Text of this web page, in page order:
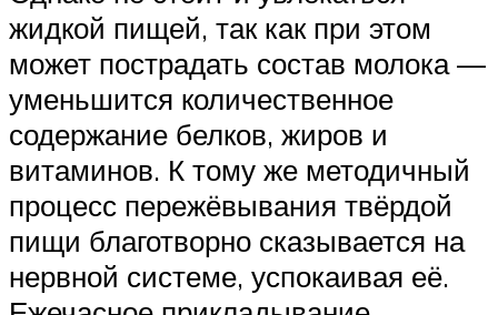
жидкой пищей, так как при этом
может пострадать состав молока —
уменьшится количественное
содержание белков, жиров и
витаминов. К тому же методичный
процесс пережёвывания твёрдой
пищи благотворно сказывается на
нервной системе, успокаивая её.